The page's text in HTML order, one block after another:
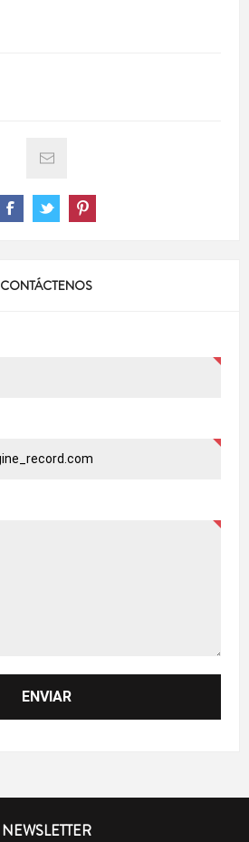
CONTÁCTENOS
NEWSLETTER